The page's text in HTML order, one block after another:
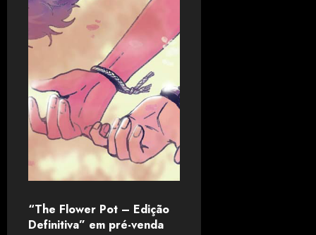
“The Flower Pot – Edição
Definitiva” em pré-venda